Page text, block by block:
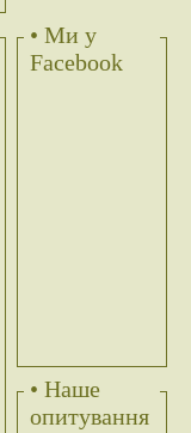
• Ми у
Facebook
• Наше
опитування